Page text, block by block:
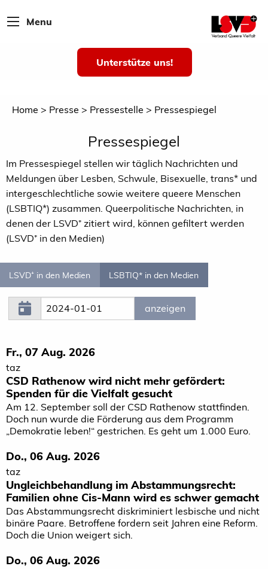
Menu
Unterstütze uns!
Home Presse Pressestelle Pressespiegel
Pressespiegel
Im Pressespiegel stellen wir täglich Nachrichten und
Meldungen über Lesben, Schwule, Bisexuelle, trans* und
intergeschlechtliche sowie weitere queere Menschen
(LSBTIQ*) zusammen. Queerpolitische Nachrichten, in
denen der LSVD⁺ zitiert wird, können gefiltert werden
(LSVD⁺ in den Medien)
LSVD⁺ in den Medien LSBTIQ* in den Medien
Fr., 07 Aug. 2026
taz
CSD Rathenow wird nicht mehr gefördert:
Spenden für die Vielfalt gesucht
Am 12. September soll der CSD Rathenow stattfinden.
Doch nun wurde die Förderung aus dem Programm
„Demokratie leben!“ gestrichen. Es geht um 1.000 Euro.
Do., 06 Aug. 2026
taz
Ungleichbehandlung im Abstammungsrecht:
Familien ohne Cis-Mann wird es schwer gemacht
Das Abstammungsrecht diskriminiert lesbische und nicht
binäre Paare. Betroffene fordern seit Jahren eine Reform.
Doch die Union weigert sich.
Do., 06 Aug. 2026